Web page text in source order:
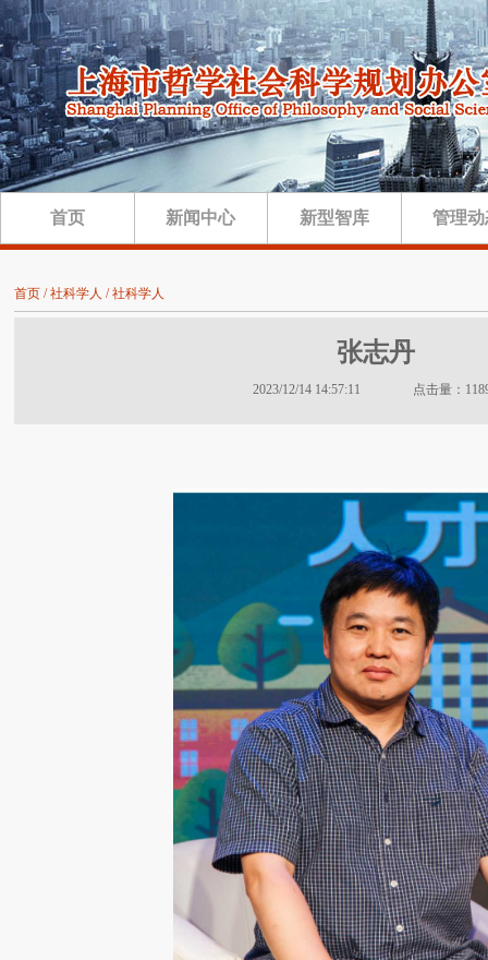
首页 新闻中心 新型智库 管理
首页 / 社科学人 / 社科学人
张志丹
2023/12/14 14:57:11 点击量：